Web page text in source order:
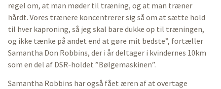
regel om, at man møder til træning, og at man træner
hårdt. Vores trænere koncentrerer sig så om at sætte hold
til hver kaproning, så jeg skal bare dukke op til træningen,
og ikke tænke på andet end at gøre mit bedste”, fortæller
Samantha Don Robbins, der i år deltager i kvindernes 10km
som en del af DSR-holdet ”Bølgemaskinen”.
Samantha Robbins har også fået æren af at overtage